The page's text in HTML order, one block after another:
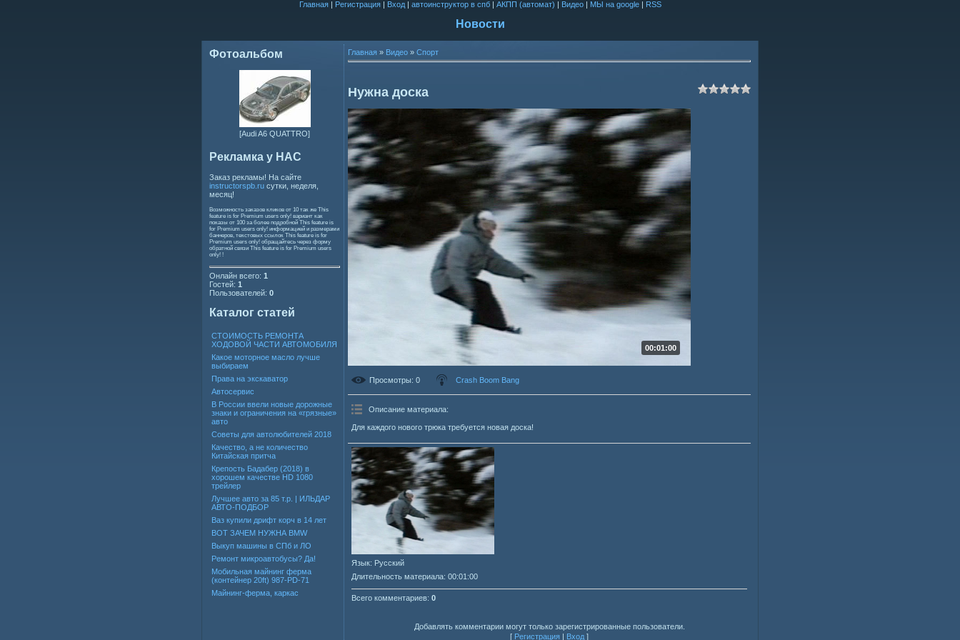
Главная| Регистрация| Вход| автоинструктор в спб| АКПП (автомат) | Видео| МЫ на google| RSS
Новости
Фотоальбом
[Audi A6 QUATTRO]
Рекламка у НАС
Заказ рекламы! На сайте
instructorspb.ru сутки, неделя,
месяц!
Возможность заказов кликов от 10 так же This
feature is for Premium users only! вариант как
показы от 100 за более подробной This feature is
for Premium users only! информацией и размерами
баннеров, текстовых ссылок This feature is for
Premium users only! обращайтесь через форму
обратной связи This feature is for Premium users
only! !
Онлайн всего: 1
Гостей: 1
Пользователей: 0
Каталог статей
СТОИМОСТЬ РЕМОНТА
ХОДОВОЙ ЧАСТИ АВТОМОБИЛЯ
Какое моторное масло лучше
выбираем
Права на экскаватор
Автосервис
В России ввели новые дорожные
знаки и ограничения на «грязные»
авто
Советы для автолюбителей 2018
Качество, а не количество
Китайская притча
Крепость Бадабер (2018) в
хорошем качестве HD 1080
трейлер
Лучшее авто за 85 т.р. | ИЛЬДАР
АВТО-ПОДБОР
Ваз купили дрифт корч в 14 лет
ВОТ ЗАЧЕМ НУЖНА BMW
Выкуп машины в СПб и ЛО
Ремонт микроавтобусы? Да!
Мобильная майнинг ферма
(контейнер 20ft) 987-PD-71
Майнинг-ферма, каркас
Главная » Видео » Спорт
Нужна доска
00:01:00
Просмотры: 0 Crash Boom Bang
Описание материала:
Для каждого нового трюка требуется новая доска!
Язык: Русский
Длительность материала: 00:01:00
Всего комментариев: 0
Добавлять комментарии могут только зарегистрированные пользователи.
[ Регистрация | Вход ]